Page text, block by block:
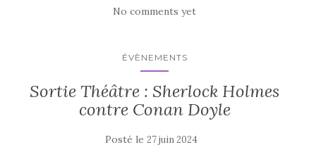
No comments yet
ÉVÈNEMENTS
Sortie Théâtre : Sherlock Holmes
contre Conan Doyle
Posté le 27 juin 2024